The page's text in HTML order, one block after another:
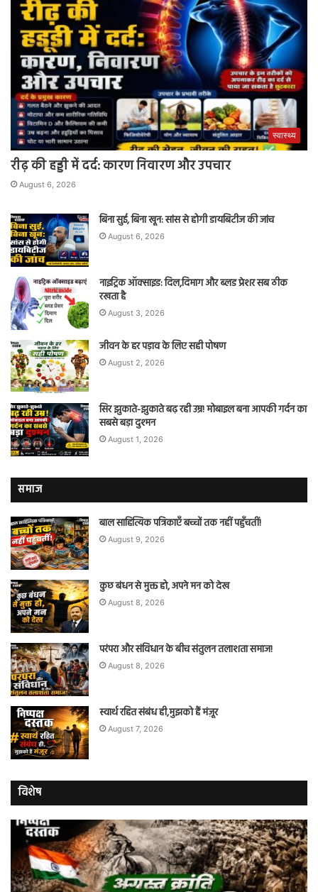
स्वास्थ्य
रीढ़ की हड्डी में दर्द: कारण निवारण और उपचार
August 6, 2026
बिना सुई, बिना खून: सांस से होगी डायबिटीज की जांच
August 6, 2026
नाइट्रिक ऑक्साइड: दिल,दिमाग और ब्लड प्रेशर सब ठीक
रखता है
August 3, 2026
जीवन के हर पड़ाव के लिए सही पोषण
August 2, 2026
सिर झुकाते-झुकाते बढ़ रही उम्र! मोबाइल बना आपकी गर्दन का
सबसे बड़ा दुश्मन
August 1, 2026
समाज
बाल साहित्यिक पत्रिकाएँ बच्चों तक नहीं पहुँचतीं!
August 9, 2026
कुछ बंधन से मुक्त हो, अपने मन को देख
August 8, 2026
परंपरा और संविधान के बीच संतुलन तलाशता समाज!
August 8, 2026
स्वार्थ रहित संबंध ही,मुझको हैं मंज़ूर
August 7, 2026
विशेष